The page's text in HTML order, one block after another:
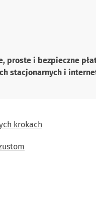
proste i bezpieczne
stacjonarnych i
krokach